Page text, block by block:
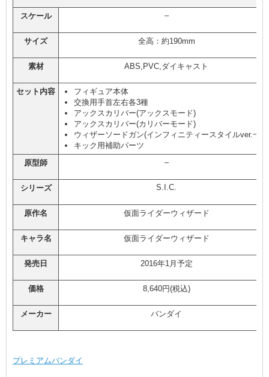
スケール –
サイズ 全高：約190mm
素材 ABS,PVC,ダイキャスト
セット内容
フィギュア本体
交換用手首左右各3種
アックスカリバー(アックスモード)
アックスカリバー(カリバーモード)
ウィザーソードガン(インフィニティースタイルver.一
キック用補助パーツ
原型師
–
シリーズ S.I.C.
原作名 仮面ライダーウィザード
キャラ名 仮面ライダーウィザード
発売日 2016年1月予定
価格 8,640円(税込)
メーカー バンダイ
プレミアムバンダイ